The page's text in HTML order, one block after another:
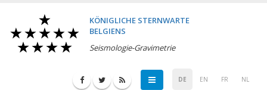
KÖNIGLICHE STERNWARTE
BELGIENS
Seismologie-Gravimetrie
DE EN FR NL